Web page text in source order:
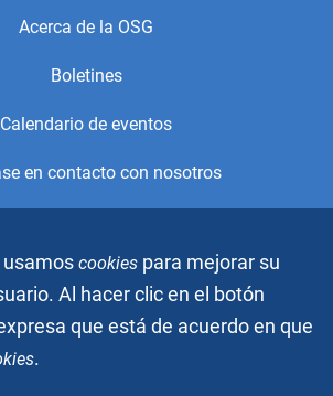
Acerca de la OSG
Boletines
Calendario de eventos
en contacto con nosotros
Este es el sitio web oficial de la Oficina
(OSG) de Alcohólicos Anónimos. Está
escrito de Alcoholics Anonymous
El gráfico de la gente azul es una marca
usamoscookies para mejorar su
Al hacer clic en el botón
que está de acuerdo en que
.